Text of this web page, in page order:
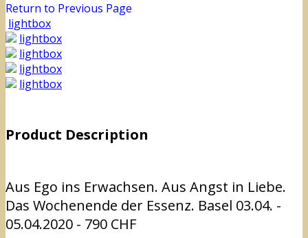
Return to Previous Page
lightbox
lightbox
lightbox
lightbox
lightbox
Product Description
Aus Ego ins Erwachsen. Aus Angst in Liebe.
Das Wochenende der Essenz. Basel 03.04. -
05.04.2020 - 790 CHF